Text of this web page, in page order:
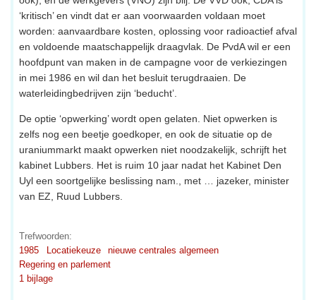
‘kritisch’ en vindt dat er aan voorwaarden voldaan moet
worden: aanvaardbare kosten, oplossing voor radioactief afval
en voldoende maatschappelijk draagvlak. De PvdA wil er een
hoofdpunt van maken in de campagne voor de verkiezingen
in mei 1986 en wil dan het besluit terugdraaien. De
waterleidingbedrijven zijn ‘beducht’.
De optie ‘opwerking’ wordt open gelaten. Niet opwerken is
zelfs nog een beetje goedkoper, en ook de situatie op de
uraniummarkt maakt opwerken niet noodzakelijk, schrijft het
kabinet Lubbers. Het is ruim 10 jaar nadat het Kabinet Den
Uyl een soortgelijke beslissing nam., met … jazeker, minister
van EZ, Ruud Lubbers.
Trefwoorden:
1985
Locatiekeuze
nieuwe centrales algemeen
Regering en parlement
1 bijlage